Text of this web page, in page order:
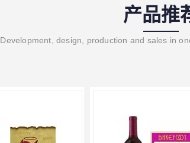
产品推
Development, design, production and sales in